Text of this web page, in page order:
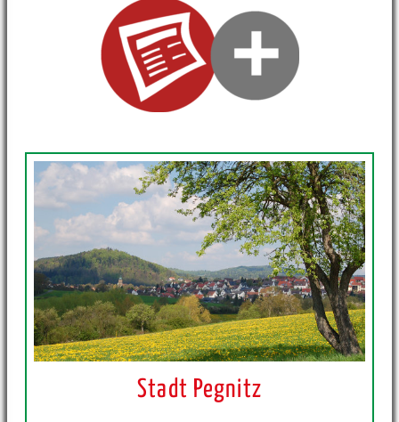
Stadt Pegnitz